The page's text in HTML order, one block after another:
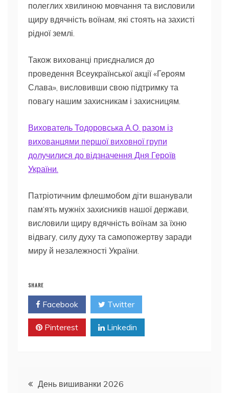
полеглих хвилиною мовчання та висловили
щиру вдячність воїнам, які стоять на захисті
рідної землі.
Також вихованці приєдналися до
проведення Всеукраїнської акції «Героям
Слава», висловивши свою підтримку та
повагу нашим захисникам і захисницям.
Вихователь Тодоровська А.О. разом із
вихованцями першої виховної групи
долучилися до відзначення Дня Героїв
України.
Патріотичним флешмобом діти вшанували
пам’ять мужніх захисників нашої держави,
висловили щиру вдячність воїнам за їхню
відвагу, силу духу та самопожертву заради
миру й незалежності України.
SHARE
Facebook Twitter
Pinterest Linkedin
Навігація
День вишиванки 2026